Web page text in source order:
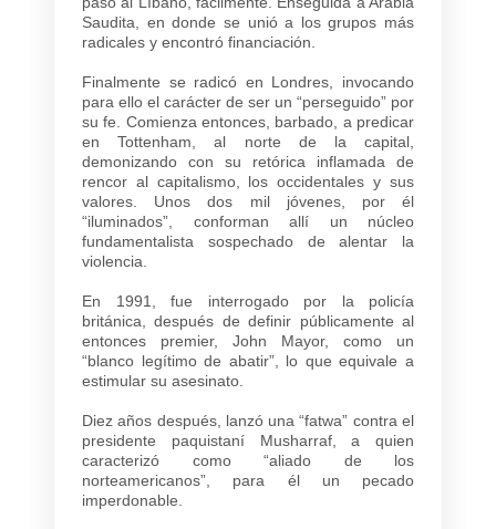
Saudita, en donde se unió a los grupos más
radicales y encontró financiación.
Finalmente se radicó en Londres, invocando
para ello el carácter de ser un “perseguido” por
su fe. Comienza entonces, barbado, a predicar
en Tottenham, al norte de la capital,
demonizando con su retórica inflamada de
rencor al capitalismo, los occidentales y sus
valores. Unos dos mil jóvenes, por él
“iluminados”, conforman allí un núcleo
fundamentalista sospechado de alentar la
violencia.
En 1991, fue interrogado por la policía
británica, después de definir públicamente al
entonces premier, John Mayor, como un
“blanco legítimo de abatir”, lo que equivale a
estimular su asesinato.
Diez años después, lanzó una “fatwa” contra el
presidente paquistaní Musharraf, a quien
caracterizó como “aliado de los
norteamericanos”, para él un pecado
imperdonable.